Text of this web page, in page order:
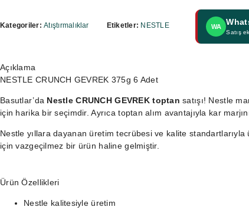
Kategoriler:Atıştırmalıklar Etiketler: NESTLE WA
Satış
Açıklama
NESTLE CRUNCH GEVREK 375g 6 Adet
Basutlar’da Nestle CRUNCH GEVREK toptan satışı! Nestle
için harika bir seçimdir. Ayrıca toptan alım avantajıyla kar
Nestle yıllara dayanan üretim tecrübesi ve kalite
için vazgeçilmez bir ürün haline gelmiştir.
Ürün Özellikleri
Nestle kalitesiyle üretim